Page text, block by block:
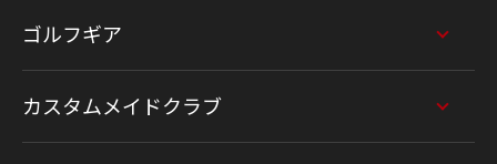
ゴルフギア
カスタムメイドクラブ